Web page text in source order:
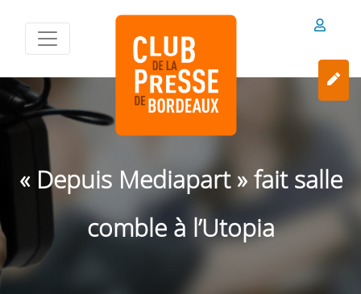
« Depuis Mediapart » fait salle
comble à l’Utopia